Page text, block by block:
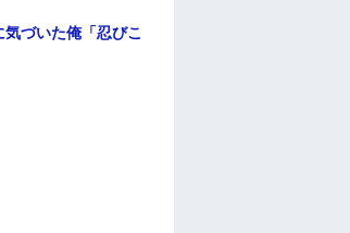
づいた俺「忍びこ